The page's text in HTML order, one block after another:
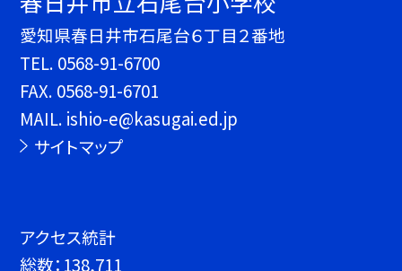
愛知県春日井市石尾台６丁目２番地
TEL. 0568-91-6700
FAX. 0568-91-6701
MAIL. ishio-e@kasugai.ed.jp
サイトマップ
アクセス統計
総数： 138,711